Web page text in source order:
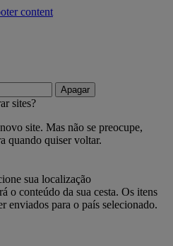
content
Apagar
sites?
site. Mas não se preocupe,
quando quiser voltar.
sua localização
o conteúdo da sua cesta. Os itens
enviados para o país selecionado.